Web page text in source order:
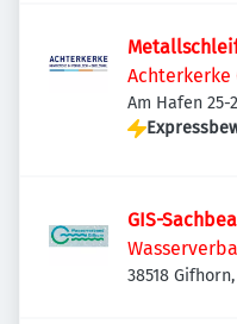
Achterkerke
Am Hafen 25-
Deutschland
GIS-
38518